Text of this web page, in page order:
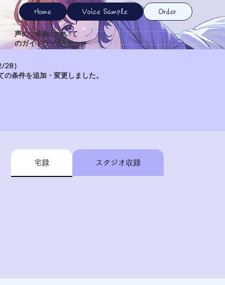
声のご依頼について
のガイドライン
Home Voice Sample Order
28）
の条件を追加・変更しました。
宅録 スタジオ収録